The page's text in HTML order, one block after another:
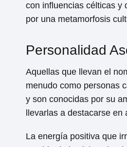
con influencias célticas y
por una metamorfosis
Personalidad
Aquellas que llevan el
menudo como personas
y son conocidas por su
llevarlas a destacarse
La energía positiva que